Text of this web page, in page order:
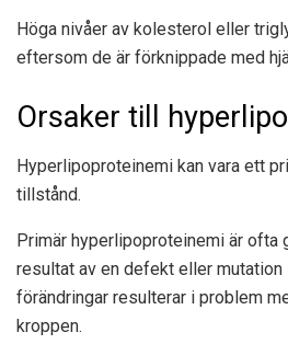
Höga nivåer av kolesterol eller
eftersom de är förknippade med
Orsaker till
Hyperlipoproteinemi kan vara ett
tillstånd.
Primär hyperlipoproteinemi är ofta
resultat av en defekt eller
förändringar resulterar i problem
kroppen.